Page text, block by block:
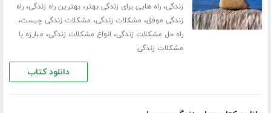
زندگی،راه هایی برای زندگی بهتر،بهترین راه زندگی،راه
زندگی موفق، مشکلات زندگی، مشکلات زندگی چیست،
راه حل مشکلات زندگی، انواع مشکلات زندگی، مبارزه با
مشکلات زندگی
دانلود کتاب